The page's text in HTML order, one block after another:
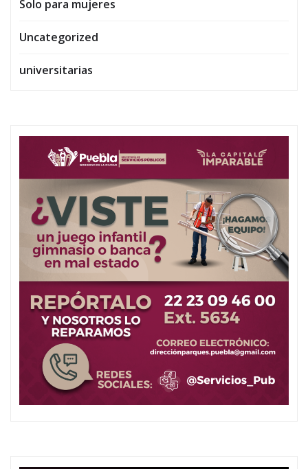
Solo para mujeres
Uncategorized
universitarias